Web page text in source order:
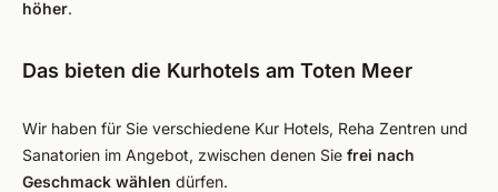
höher.
Das bieten die Kurhotels am Toten Meer
Wir haben für Sie verschiedene Kur Hotels, Reha Zentren und
Sanatorien im Angebot, zwischen denen Sie frei nach
Geschmack wählen dürfen.